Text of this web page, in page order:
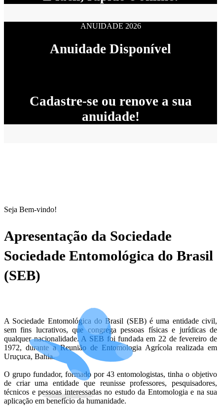
ANUIDADE 2026
Anuidade Disponível
Cadastre-se ou renove a sua
anuidade!
Seja Bem-vindo!
Apresentação da Sociedade
Sociedade Entomológica do Brasil
(SEB)
A Sociedade Entomológica do Brasil (SEB) é uma entidade civil,
sem fins lucrativos, que congrega pessoas físicas e jurídicas de
qualquer nacionalidade. A SEB foi fundada em 22 de fevereiro de
1972, durante a Reunião de Entomologia Agrícola realizada em
Uruçuca, Bahia.
O grupo fundador, formado por 43 entomologistas, tinha o objetivo
de criar uma entidade que reunisse professores, pesquisadores,
técnicos e pessoas interessadas no estudo da Entomologia e na sua
aplicação em benefício da humanidade.